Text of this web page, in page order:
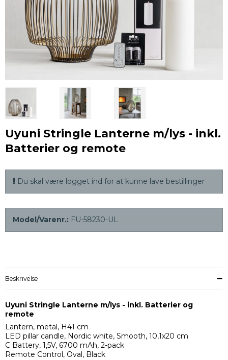
Uyuni Stringle Lanterne m/lys - inkl.
Batterier og remote
Du skal være logget ind for at kunne lave bestillinger
Model/Varenr.: FU-58230-UL
Beskrivelse
Uyuni Stringle Lanterne m/lys - inkl. Batterier og
remote
Lantern, metal, H41 cm
LED pillar candle, Nordic white, Smooth, 10,1x20 cm
C Battery, 1,5V, 6700 mAh, 2-pack
Remote Control, Oval, Black